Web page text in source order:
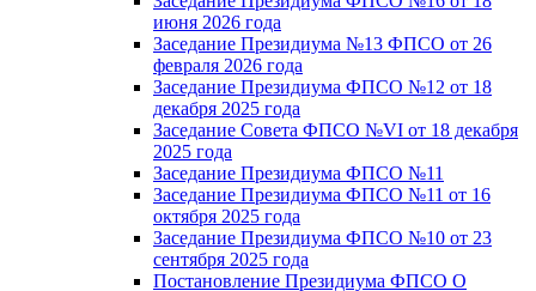
июня 2026 года
Заседание Президиума №13 ФПСО от 26
февраля 2026 года
Заседание Президиума ФПСО №12 от 18
декабря 2025 года
Заседание Совета ФПСО №VI от 18 декабря
2025 года
Заседание Президиума ФПСО №11
Заседание Президиума ФПСО №11 от 16
октября 2025 года
Заседание Президиума ФПСО №10 от 23
сентября 2025 года
Постановление Президиума ФПСО О